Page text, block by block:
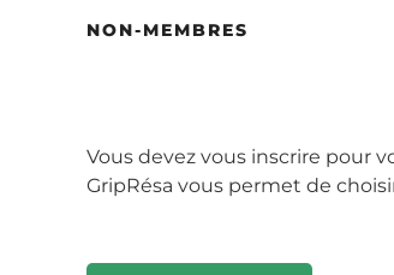
NON-MEMBRES
Vous devez vous inscrire pour
GripRésa vous permet de